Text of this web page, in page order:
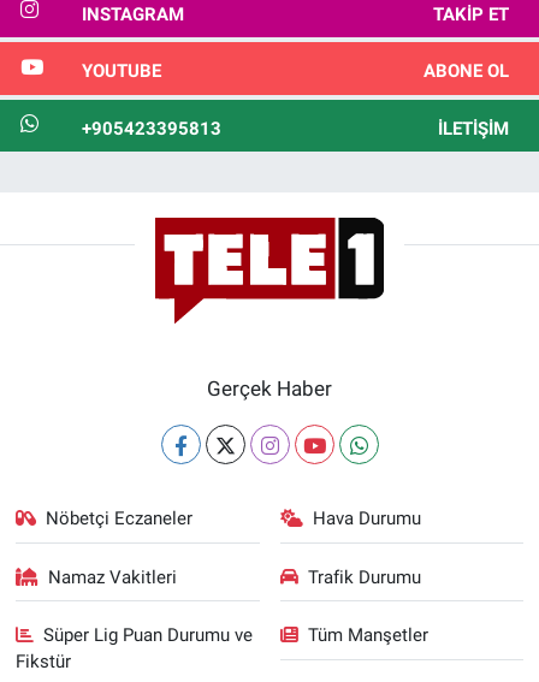
INSTAGRAM TAKIP ET
YOUTUBE ABONE OL
+905423395813 İLETIŞIM
Gerçek Haber
Nöbetçi Eczaneler Hava Durumu
Namaz Vakitleri Trafik Durumu
Süper Lig Puan Durumu ve
Fikstür
Tüm Manşetler